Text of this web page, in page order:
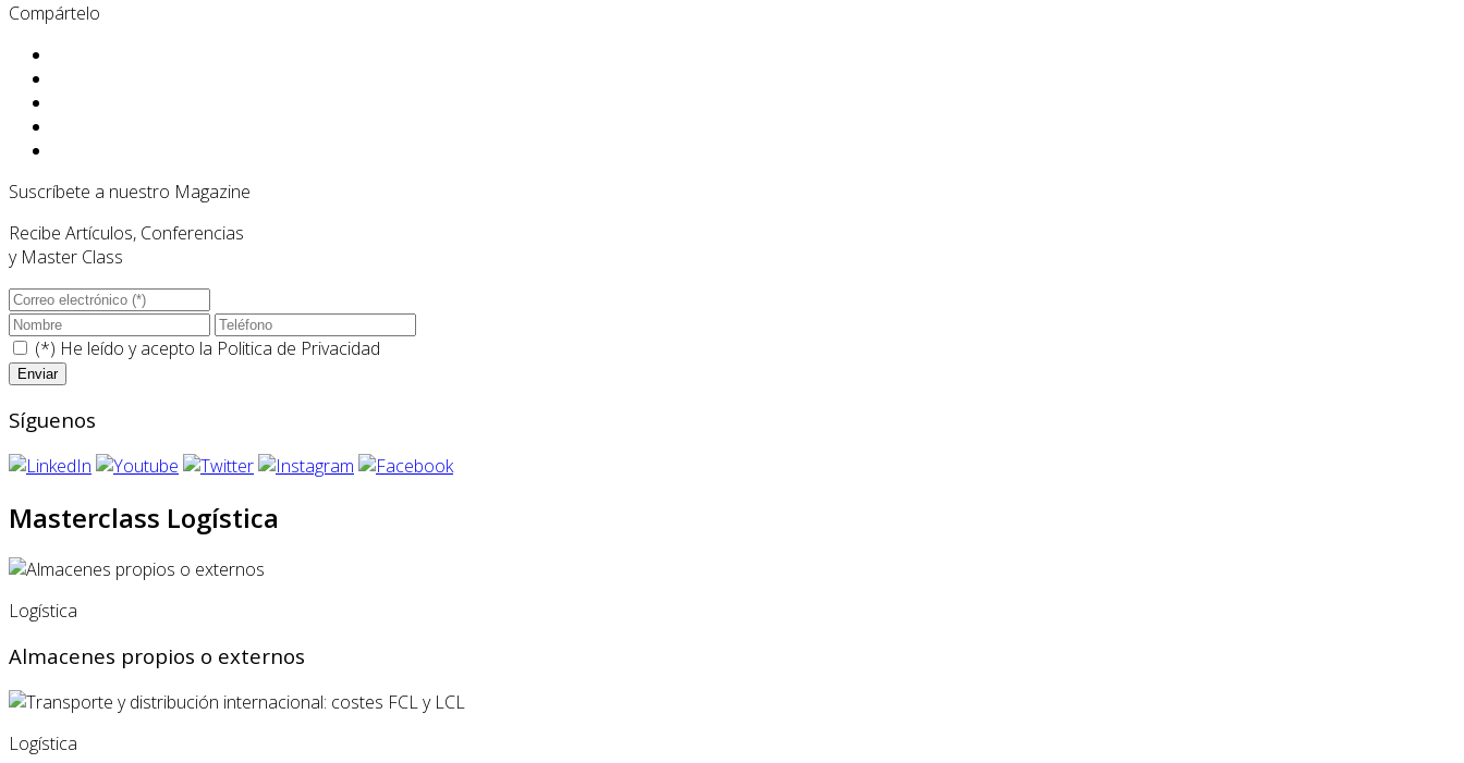
Compártelo
Suscríbete a nuestro Magazine
Recibe Artículos, Conferencias
y Master Class
(*) He leído y acepto la Politica de Privacidad
Síguenos
Masterclass Logística
Logística
Almacenes propios o externos
Logística